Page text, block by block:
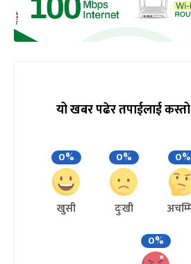
यो खबर पढेर तपाईलाई
0%
खुसी
0%
दुःखी
0%
0%